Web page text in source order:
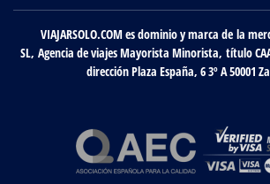
VIAJARSOLO.COM es dominio y marca de la
SL, Agencia de viajes Mayorista Minorista, título CAA
dirección Plaza España, 6 3º A 50001